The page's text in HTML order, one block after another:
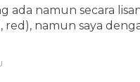
namun secara
red), namun saya